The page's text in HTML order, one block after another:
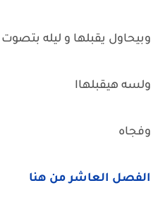
وبيحاول يقبلها و ليله بتصوت
ولسه هيقبلهاا
وفجاه
الفصل العاشر من هنا